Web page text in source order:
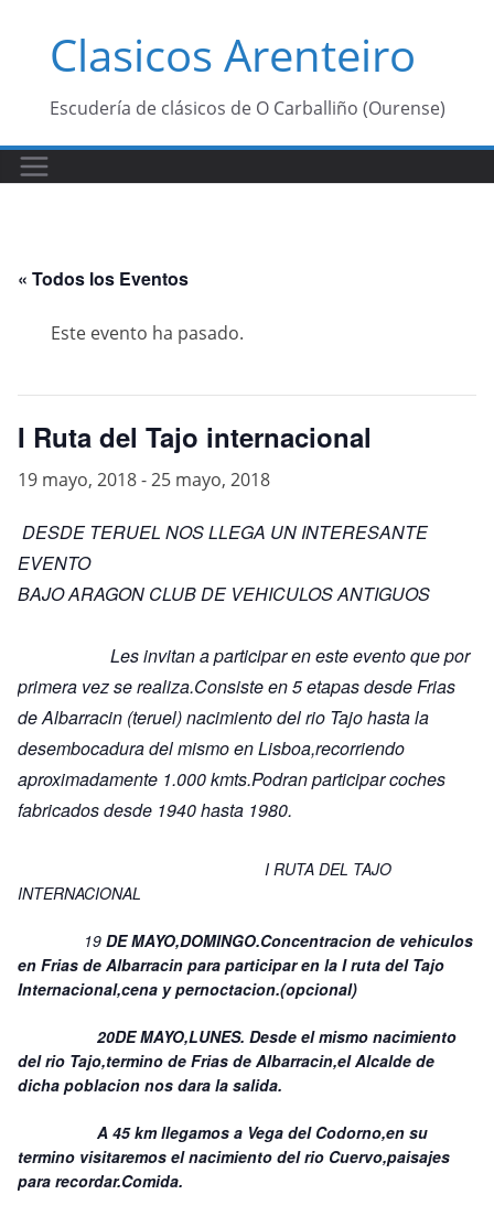
contenidoClasicos Arenteiro
Escudería de clásicos de O Carballiño (Ourense)
« Todos los Eventos
Este evento ha pasado.
I Ruta del Tajo internacional
19 mayo, 2018-25 mayo, 2018
DESDE TERUEL NOS LLEGA UN INTERESANTE
EVENTO
BAJO ARAGON CLUB DE VEHICULOS ANTIGUOS
Les invitan a participar en este evento que por
primera vez se realiza.Consiste en 5 etapas desde Frias
de Albarracin (teruel) nacimiento del rio Tajo hasta la
desembocadura del mismo en Lisboa,recorriendo
aproximadamente 1.000 kmts.Podran participar coches
fabricados desde 1940 hasta 1980.
I RUTA DEL TAJO
INTERNACIONAL
19 DE MAYO,DOMINGO.Concentracion de vehiculos
en Frias de Albarracin para participar en la I ruta del Tajo
Internacional,cena y pernoctacion.(opcional)
20DE MAYO,LUNES. Desde el mismo nacimiento
del rio Tajo,termino de Frias de Albarracin,el Alcalde de
dicha poblacion nos dara la salida.
A 45 km llegamos a Vega del Codorno,en su
termino visitaremos el nacimiento del rio Cuervo,paisajes
para recordar.Comida.